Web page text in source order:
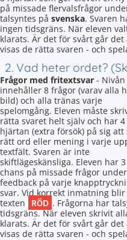
på missade flervalsfrågor
talsyntes på svenska. Svaren
ingen tidsgräns. När eleven
klarats. Är det för svårt går
visas de rätta svaren - och
2. Vad heter ordet?
Frågor med fritextsvar - Nivån
innehåller 8 frågor (varav alla
bild) och alla tränas varje
spelomgång. Eleven måste
rätta svaret helt själv och har 4
hjärtan (extra försök) på sig att
rätt ord eller mening i varje
textfält. Svaren är inte
skiftlägeskänsliga. Eleven har
chans på missade frågor
feedback på varje
svar. Vid korrekt inmatning blir
texten
RÖD . Frågorna har
tidsgräns. När eleven skrivit
klarats. Är det för svårt går
visas de rätta svaren - och